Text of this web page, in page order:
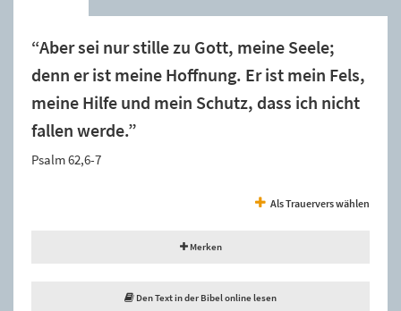
“Aber sei nur stille zu Gott, meine Seele;
denn er ist meine Hoffnung. Er ist mein Fels,
meine Hilfe und mein Schutz, dass ich nicht
fallen werde.”
Psalm 62,6-7
Als Trauervers wählen
Merken
Den Text in der Bibel online lesen